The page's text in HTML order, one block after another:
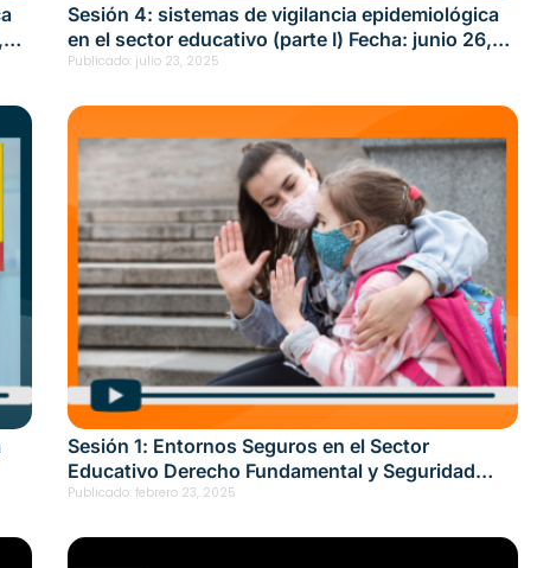
Sesión 4: sistemas de vigilancia epidemiológica
en el sector educativo (parte I) Fecha: junio 26,
2025
Publicado: julio 23, 2025
Sesión 1: Entornos Seguros en el Sector
Educativo Derecho Fundamental y Seguridad
Laboral Fecha: febrero 20, 2025
Publicado: febrero 23, 2025